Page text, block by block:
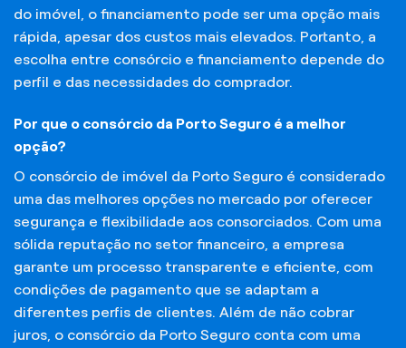
do imóvel, o financiamento pode ser uma opção mais
rápida, apesar dos custos mais elevados. Portanto, a
escolha entre consórcio e financiamento depende do
perfil e das necessidades do comprador.
Por que o consórcio da Porto Seguro é a melhor
opção?
O consórcio de imóvel da Porto Seguro é considerado
uma das melhores opções no mercado por oferecer
segurança e flexibilidade aos consorciados. Com uma
sólida reputação no setor financeiro, a empresa
garante um processo transparente e eficiente, com
condições de pagamento que se adaptam a
diferentes perfis de clientes. Além de não cobrar
juros, o consórcio da Porto Seguro conta com uma